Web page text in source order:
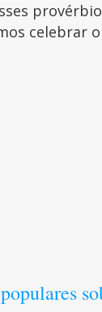
celebrar o